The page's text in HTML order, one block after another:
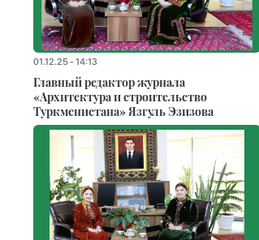
01.12.25 - 14:13
Главный редактор журнала
«Архитектура и строительство
Туркменистана» Язгуль Эзизова